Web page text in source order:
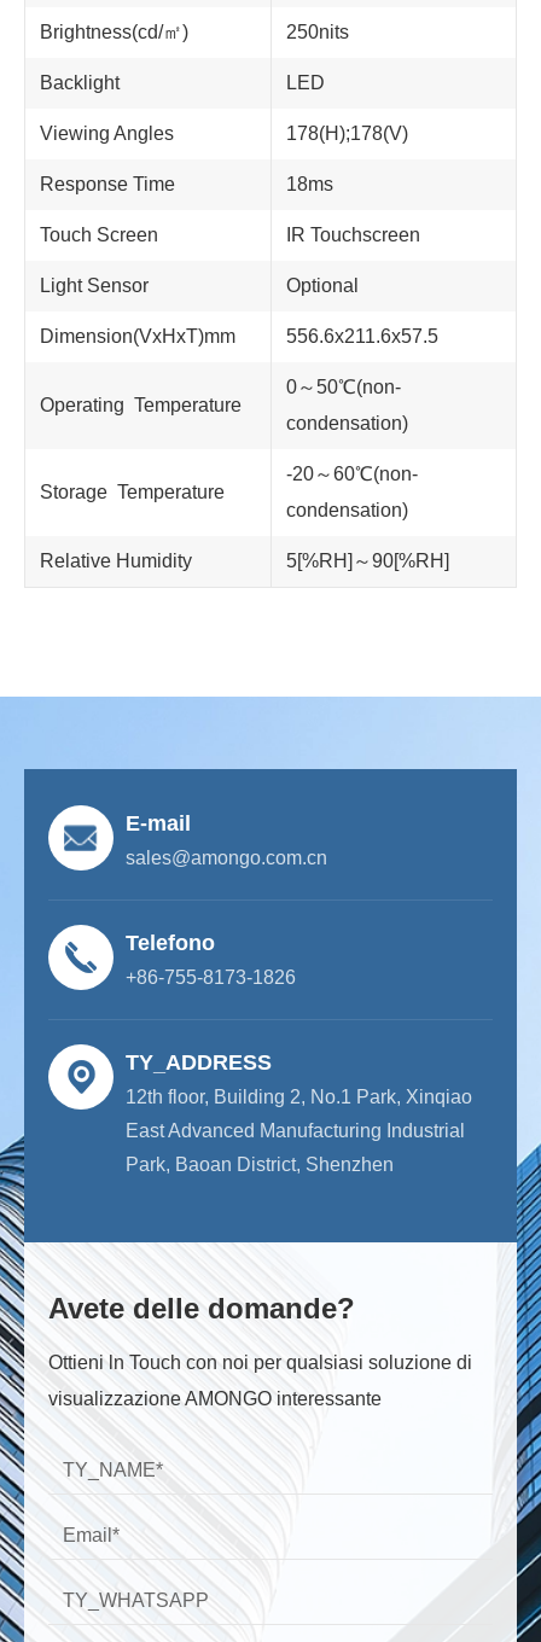
Brightness(cd/㎡) 250nits
Backlight LED
Viewing Angles 178(H);178(V)
Response Time 18ms
Touch Screen IR Touchscreen
Light Sensor Optional
Dimension(VxHxT)mm 556.6x211.6x57.5
Operating Temperature
0～50℃(non-
condensation)
Storage Temperature
-20～60℃(non-
condensation)
Relative Humidity 5[%RH]～90[%RH]
E-mail
sales@amongo.com.cn
Telefono
+86-755-8173-1826
TY_ADDRESS
12th floor, Building 2, No.1 Park, Xinqiao
East Advanced Manufacturing Industrial
Park, Baoan District, Shenzhen
Avete delle domande?
Ottieni ln Touch con noi per qualsiasi soluzione di
visualizzazione AMONGO interessante